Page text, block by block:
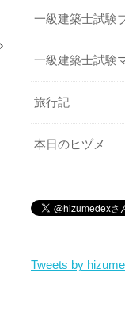
一級建築士試験
一級建築士試験
旅行記
本日のヒヅメ
Tweets by